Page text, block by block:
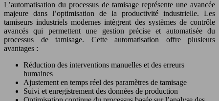
L’automatisation du processus de tamisage représente une avancée
majeure dans l’optimisation de la productivité industrielle. Les
tamiseurs industriels modernes intègrent des systèmes de contrôle
avancés qui permettent une gestion précise et automatisée du
processus de tamisage. Cette automatisation offre plusieurs
avantages :
Réduction des interventions manuelles et des erreurs
humaines
Ajustement en temps réel des paramètres de tamisage
Suivi et enregistrement des données de production